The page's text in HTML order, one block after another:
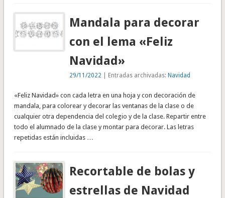
Mandala para decorar
con el lema «Feliz
Navidad»
29/11/2022 | Entradas archivadas:Navidad
«Feliz Navidad» con cada letra en una hoja y con decoración de
mandala, para colorear y decorar las ventanas de la clase o de
cualquier otra dependencia del colegio y de la clase. Repartir entre
todo el alumnado de la clase y montar para decorar. Las letras
repetidas están incluidas …
Recortable de bolas y
estrellas de Navidad